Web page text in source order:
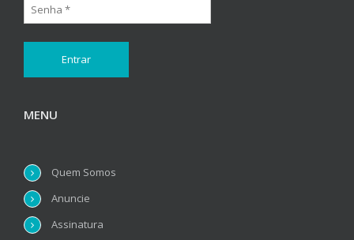
MENU
Quem Somos
Anuncie
Assinatura